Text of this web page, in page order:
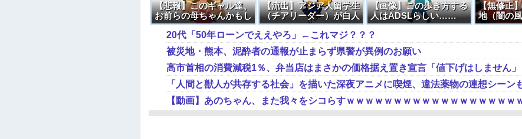
【悲報】このギャル達、
お前らの母ちゃんかもし
れない可能性 →画像
【流出】アジア人留学生
（チアリーダー）が白人
ヤリチン♂に食い荒らさ
れる動画、エロい
【画像】この歩き方する
人はADSLらしい……
【無修正
地（闇の
人が撮影
20代「50年ローンでええやろ」←これマジ？？？
被災地・熊本、泥酔者の通報が止まらず県警が異例のお願い
高市首相の消費減税1％、弁当店はまさかの価格据え置き宣言「値下げはしません」